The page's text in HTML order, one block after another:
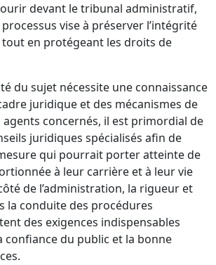
devant le tribunal administratif,
vise à préserver l’intégrité
en protégeant les droits de
du sujet nécessite une connaissance
juridique et des mécanismes de
agents concernés, il est primordial de
juridiques spécialisés afin de
qui pourrait porter atteinte de
à leur carrière et à leur vie
de l’administration, la rigueur et
la conduite des procédures
des exigences indispensables
confiance du public et la bonne